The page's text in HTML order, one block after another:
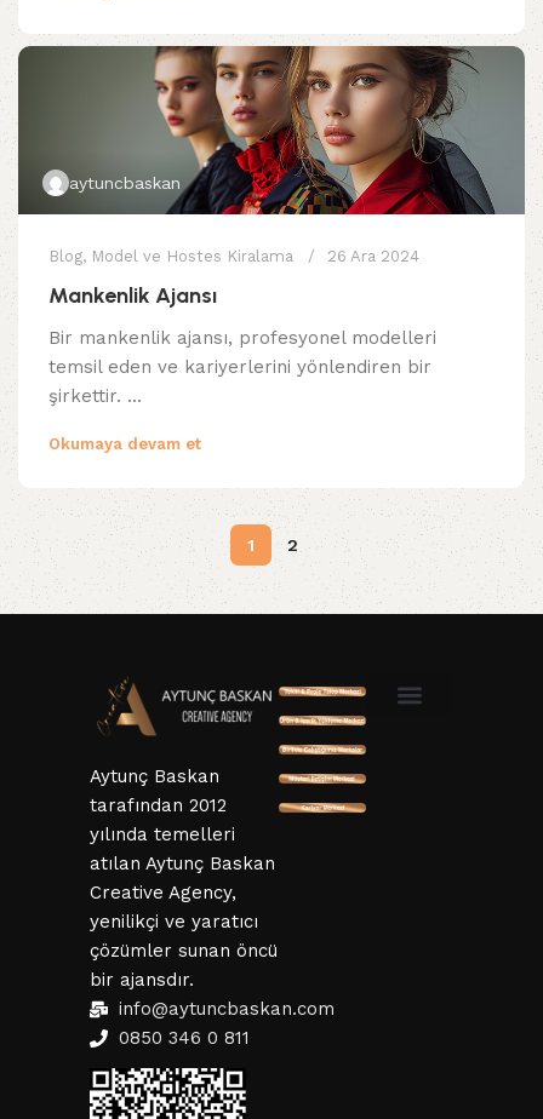
aytuncbaskan
Blog, Model ve Hostes Kiralama 26 Ara 2024
Mankenlik Ajansı
Bir mankenlik ajansı, profesyonel modelleri
temsil eden ve kariyerlerini yönlendiren bir
şirkettir. ...
Okumaya devam et
1 2
Aytunç Baskan
tarafından 2012
yılında temelleri
atılan Aytunç Baskan
Creative Agency,
yenilikçi ve yaratıcı
çözümler sunan öncü
bir ajansdır.
info@aytuncbaskan.com
0850 346 0 811